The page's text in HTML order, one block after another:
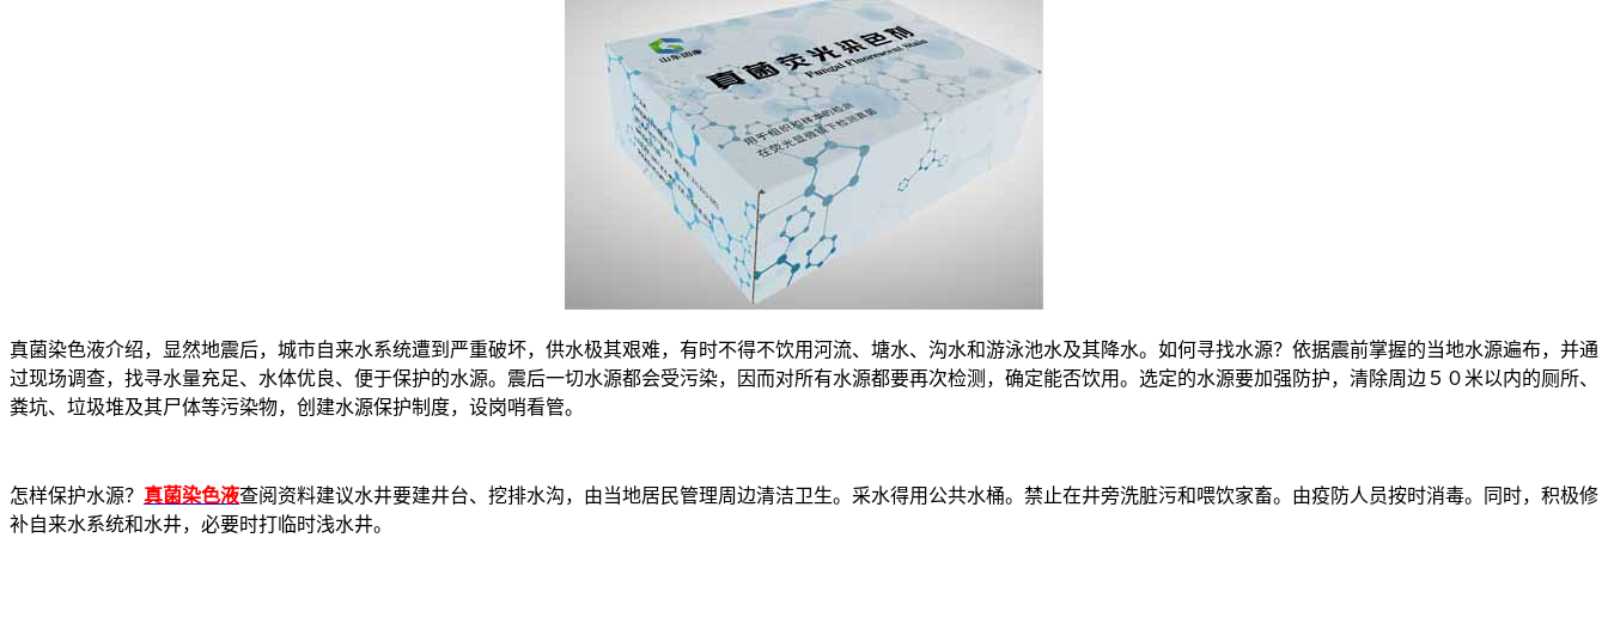
真菌染色液介绍，显然地震后，城市自来水系统遭到严重破坏，供水极其艰难，有时不得不饮用河流、塘水、沟水和游泳池水及其降水。如何寻找水源？依据震前掌握的当地水源遍布，并通
过现场调查，找寻水量充足、水体优良、便于保护的水源。震后一切水源都会受污染，因而对所有水源都要再次检测，确定能否饮用。选定的水源要加强防护，清除周边５０米以内的厕所、
粪坑、垃圾堆及其尸体等污染物，创建水源保护制度，设岗哨看管。
怎样保护水源？ 真菌染色液查阅资料建议水井要建井台、挖排水沟，由当地居民管理周边清洁卫生。采水得用公共水桶。禁止在井旁洗脏污和喂饮家畜。由疫防人员按时消毒。同时，积极修
补自来水系统和水井，必要时打临时浅水井。